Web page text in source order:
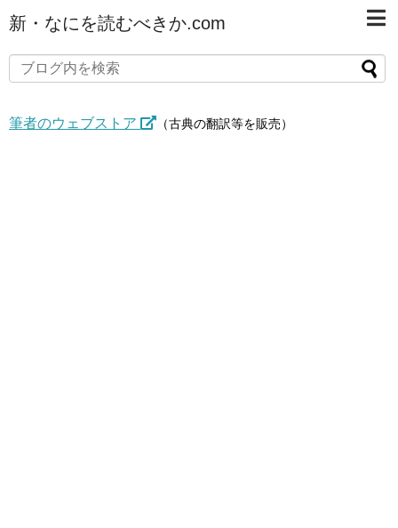
新・なにを読むべきか.com
筆者のウェブストア （古典の翻訳等を販売）